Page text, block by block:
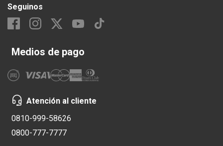
Seguinos
Medios de pago
Atención al cliente
0810-999-58626
0800-777-7777